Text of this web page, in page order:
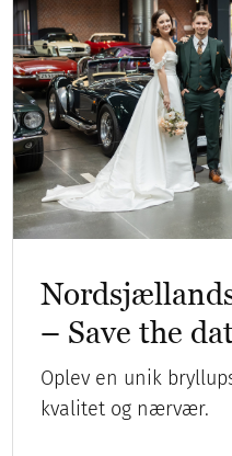
– Save the
Oplev en unik
kvalitet og nærvær.